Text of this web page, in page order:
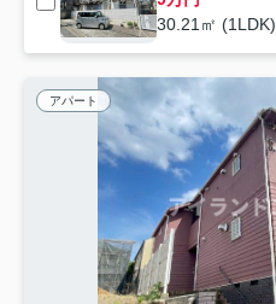
30.21㎡ (1LDK)
アパート